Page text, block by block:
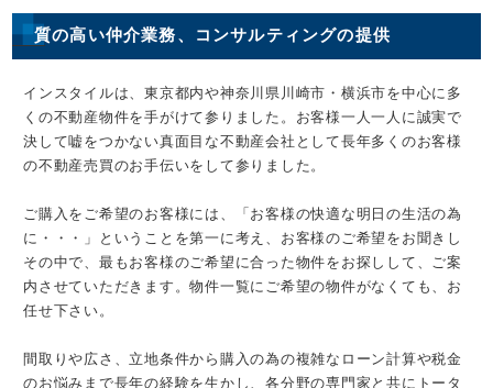
質の高い仲介業務、コンサルティングの提供
インスタイルは、東京都内や神奈川県川崎市・横浜市を中心に多
くの不動産物件を手がけて参りました。お客様一人一人に誠実で
決して嘘をつかない真面目な不動産会社として長年多くのお客様
の不動産売買のお手伝いをして参りました。
ご購入をご希望のお客様には、「お客様の快適な明日の生活の為
に・・・」ということを第一に考え、お客様のご希望をお聞きし
その中で、最もお客様のご希望に合った物件をお探しして、ご案
内させていただきます。物件一覧にご希望の物件がなくても、お
任せ下さい。
間取りや広さ、立地条件から購入の為の複雑なローン計算や税金
のお悩みまで長年の経験を生かし、各分野の専門家と共にトータ